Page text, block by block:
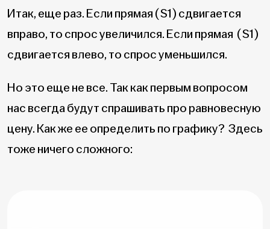
Итак, еще раз. Если прямая (S1) сдвигается
вправо, то спрос увеличился. Если прямая (S1)
сдвигается влево, то спрос уменьшился.
Но это еще не все. Так как первым вопросом
нас всегда будут спрашивать про равновесную
цену. Как же ее определить по графику? Здесь
тоже ничего сложного: